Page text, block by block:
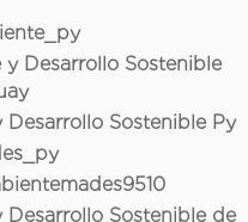
Desarrollo Sostenible
Sostenible Py
Sostenible de